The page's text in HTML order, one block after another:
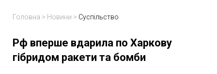
Головна > Новини > Суспільство
Рф вперше вдарила по Харкову
гібридом ракети та бомби